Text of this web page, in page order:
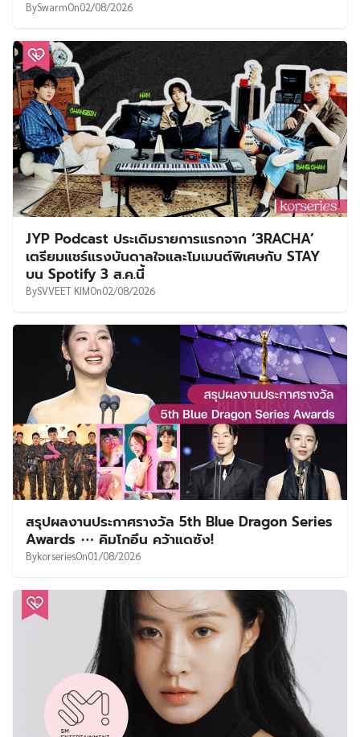
BySwarmOn02/08/2026
JYP Podcast ประเดิมรายการแรกจาก ‘3RACHA’
เตรียมแชร์แรงบันดาลใจและโมเมนต์พิเศษกับ STAY
บน Spotify 3 ส.ค.นี้
BySVVEET KIMOn02/08/2026
สรุปผลงานประกาศรางวัล 5th Blue Dragon Series
Awards ⋯ คิมโกอึน คว้าแดซัง!
BykorseriesOn01/08/2026